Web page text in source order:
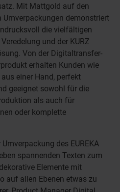
Mit Mattgold auf den
Umverpackungen demonstriert
die vielfältigen
und der KURZ
Von der Digitaltransfer-
erhalten Kunden wie
einer Hand, perfekt
geeignet sowohl für die
als auch für
oder komplette
des EUREKA
spannenden Texten zum
Elemente mit
auf allen Ebenen etwas zu